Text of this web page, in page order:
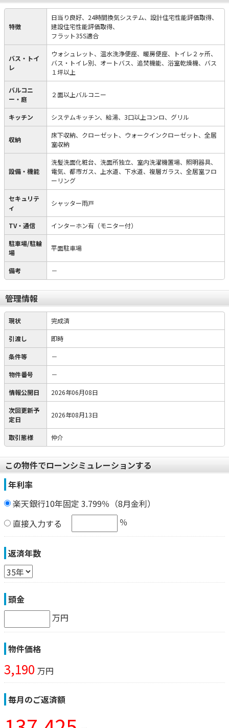
特徴
日当り良好、24時間換気システム、設計住宅性能評価取得、
建設住宅性能評価取得、
フラット35S適合
バス・トイ
レ
ウォシュレット、温水洗浄便座、暖房便座、トイレ２ヶ所、
バス・トイレ別、オートバス、追焚機能、浴室乾燥機、バス
１坪以上
バルコニ
ー・庭
２面以上バルコニー
キッチン システムキッチン、給湯、3口以上コンロ、グリル
収納
床下収納、クローゼット、ウォークインクローゼット、全居
室収納
設備・機能
洗髪洗面化粧台、洗面所独立、室内洗濯機置場、照明器具、
電気、都市ガス、上水道、下水道、複層ガラス、全居室フロ
ーリング
セキュリテ
ィ
シャッター雨戸
TV・通信 インターホン有（モニター付）
駐車場/駐輪
場
平面駐車場
備考 －
管理情報
現状 完成済
引渡し 即時
条件等 －
物件番号 －
情報公開日 2026年06月08日
次回更新予
定日
2026年08月13日
取引態様 仲介
この物件でローンシミュレーションする
年利率
楽天銀行10年固定 3.799％（8月金利）
直接入力する
％
返済年数
頭金
万円
物件価格
3,190 万円
毎月のご返済額